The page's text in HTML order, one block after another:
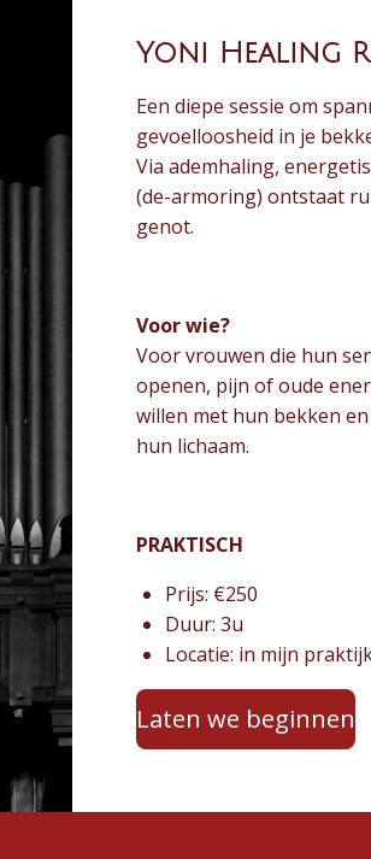
Yoni Healing
Een diepe sessie om
gevoelloosheid in je
Via ademhaling,
(de-armoring) ontstaat
genot.
Voor wie?
Voor vrouwen die hun
openen, pijn of oude
willen met hun bekken
hun lichaam.
PRAKTISCH
Prijs: €250
Duur: 3u
Locatie: in mijn
Laten we beginnen